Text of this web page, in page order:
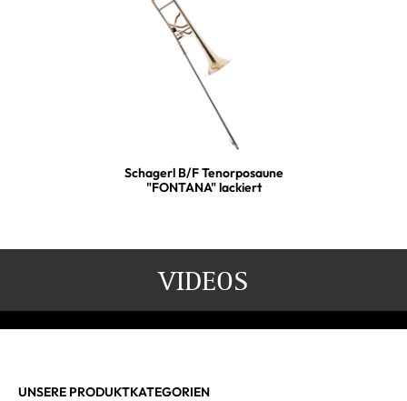
Schagerl B/F Tenorposaune
"FONTANA" lackiert
VIDEOS
UNSERE PRODUKTKATEGORIEN